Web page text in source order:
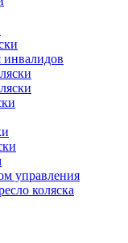
инвалидов
управления
коляска